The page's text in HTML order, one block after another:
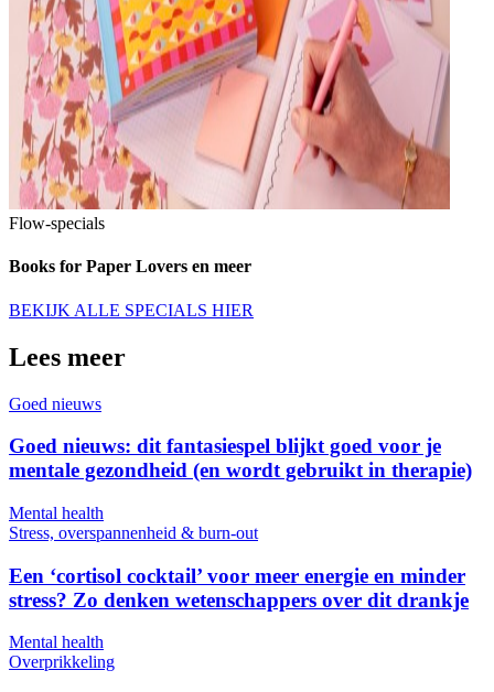
Flow-specials
Books for Paper Lovers en meer
BEKIJK ALLE SPECIALS HIER
Lees meer
Goed nieuws
Goed nieuws: dit fantasiespel blijkt goed voor je
mentale gezondheid (en wordt gebruikt in therapie)
Mental health
Stress, overspannenheid & burn-out
Een ‘cortisol cocktail’ voor meer energie en minder
stress? Zo denken wetenschappers over dit drankje
Mental health
Overprikkeling